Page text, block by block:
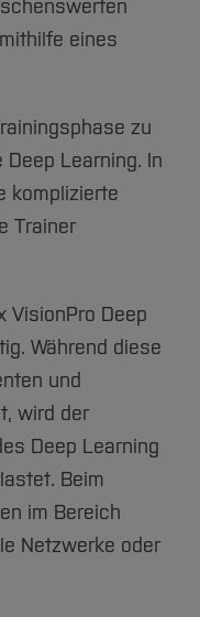
eines
zu
Learning. In
komplizierte
Trainer
VisionPro Deep
Während diese
und
wird der
Deep Learning
Beim
im Bereich
Netzwerke oder